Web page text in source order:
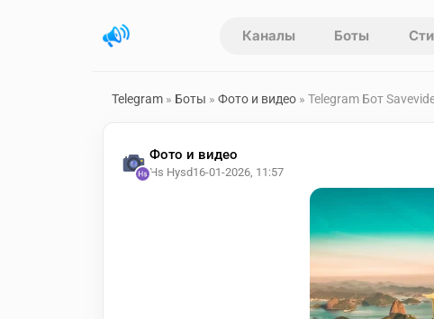
Каналы Боты
Telegram » Боты » Фото и видео » Telegram Бот
Фото и видео
Hs Hysd16-01-2026, 11:57